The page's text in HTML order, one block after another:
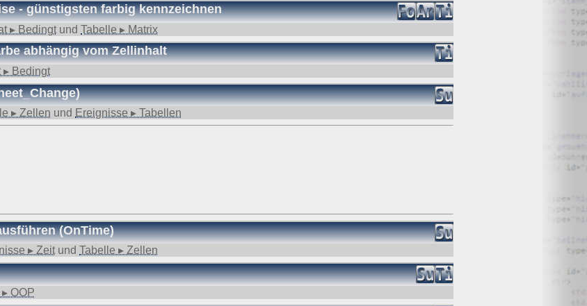
- günstigsten farbig kennzeichnen
▸ Bedingt und Tabelle ▸ Matrix
abhängig vom Zellinhalt
▸ Bedingt
▸ Zellen und Ereignisse ▸ Tabellen
(OnTime)
▸ Zeitund Tabelle ▸ Zellen
OOP